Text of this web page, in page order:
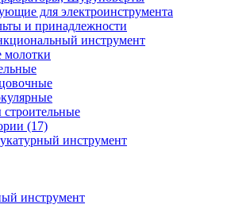
для электроинструмента
и принадлежности
инструмент
(17)
инструмент
инструмент